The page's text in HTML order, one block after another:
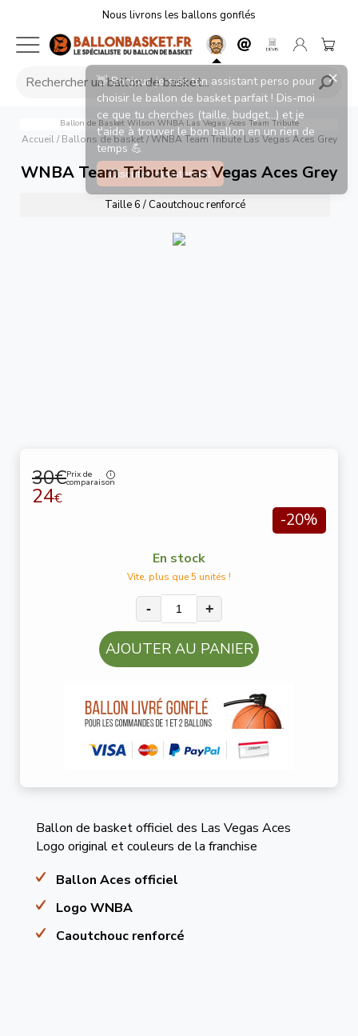
Nous livrons les ballons gonflés
Ballon de Basket Wilson WNBA Las Vegas Aces Team Tribute
Accueil/ Ballons de basket/ WNBA Team Tribute Las Vegas Aces Grey
WNBA Team Tribute Las Vegas Aces Grey
Taille 6 / Caoutchouc renforcé
30€Prix de
comparaison
24€
-20%
En stock
Vite, plus que 5 unités !
- +
AJOUTER AU PANIER
Ballon de basket officiel des Las Vegas Aces
Logo original et couleurs de la franchise
Ballon Aces officiel
Logo WNBA
Caoutchouc renforcé
👋 Bonjour, je suis ton assistant perso pour
choisir le ballon de basket parfait ! Dis-moi
ce que tu cherches (taille, budget...) et je
t'aide à trouver le bon ballon en un rien de
temps 💪
Discuter maintenant
×